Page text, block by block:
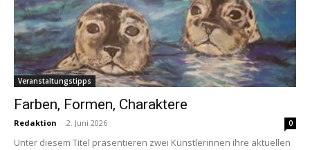
Veranstaltungstipps
Farben, Formen, Charaktere
Redaktion - 2. Juni 2026 0
Unter diesem Titel präsentieren zwei Künstlerinnen ihre aktuellen